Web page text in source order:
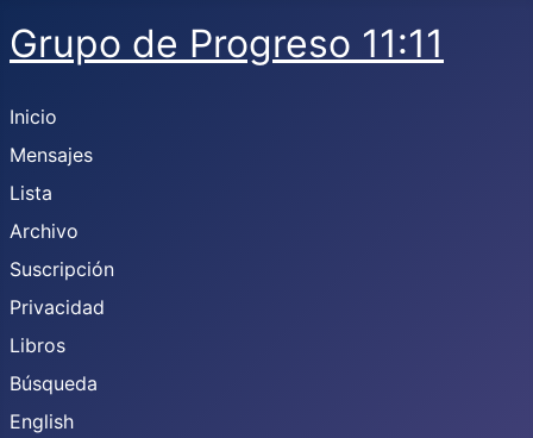
Grupo de Progreso 11:11
Inicio
Mensajes
Lista
Archivo
Suscripción
Privacidad
Libros
Búsqueda
English